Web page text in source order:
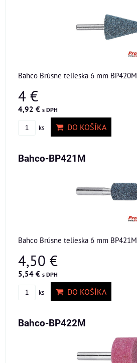
Bahco Brúsne telieska 6 mm BP420M
4 €
4,92 € s DPH
ks DO KOŠÍKA
Bahco-BP421M
Bahco Brúsne telieska 6 mm BP421M
4,50 €
5,54 € s DPH
ks DO KOŠÍKA
Bahco-BP422M